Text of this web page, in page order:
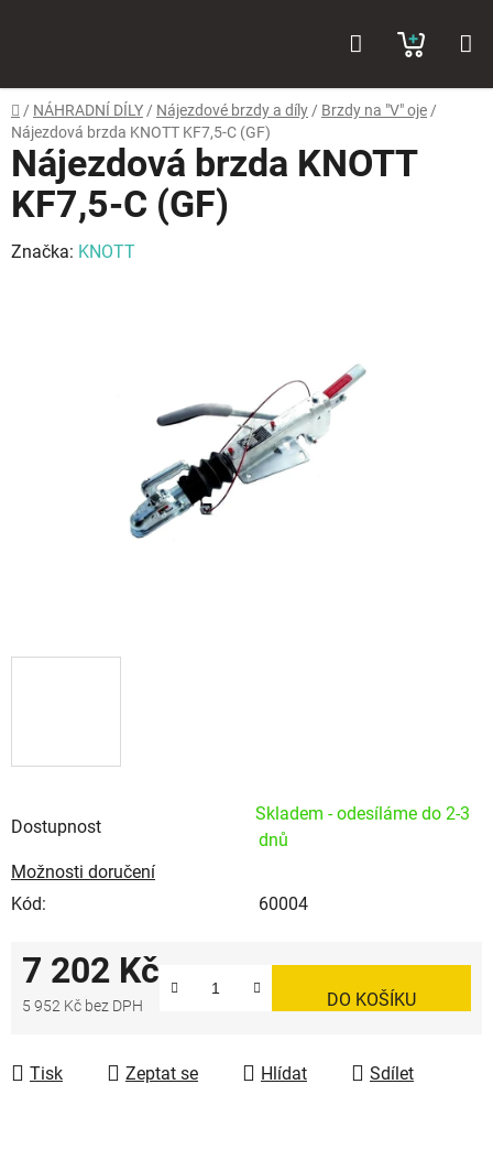
KOŠÍK
Domů
/ NÁHRADNÍ DÍLY / Nájezdové brzdy a díly / Brzdy na "V" oje /
Nájezdová brzda KNOTT KF7,5-C (GF)
Dostupnost
Skladem - odesíláme do 2-3
dnů
Možnosti doručení
Kód:
60004
7 202 Kč
5 952 Kč bez DPH DO KOŠÍKU
Tisk Zeptat se Hlídat Sdílet
Nájezdová brzda KNOTT
KF7,5-C (GF)
Značka: KNOTT